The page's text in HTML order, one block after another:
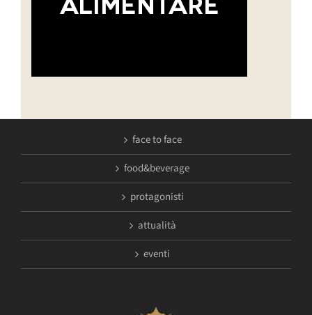
face to face
food&beverage
protagonisti
attualità
eventi